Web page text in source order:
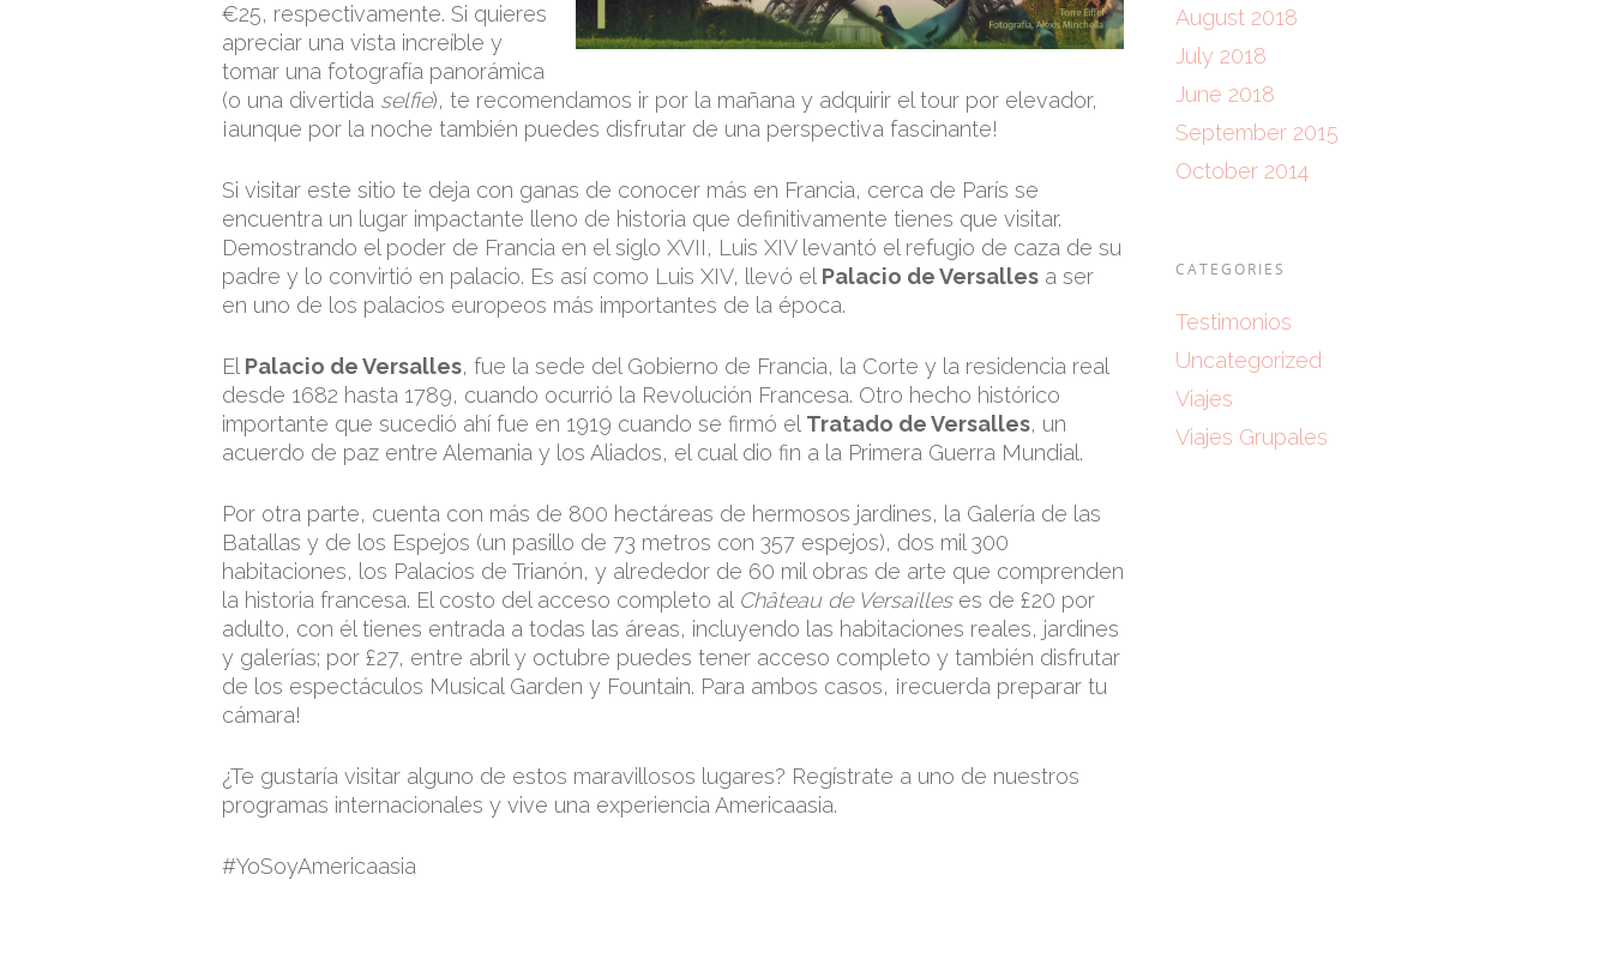
€25, respectivamente. Si quieres
apreciar una vista increíble y
tomar una fotografía panorámica
(o una divertida selfie), te recomendamos ir por la mañana y adquirir el tour por elevador,
¡aunque por la noche también puedes disfrutar de una perspectiva fascinante!
Si visitar este sitio te deja con ganas de conocer más en Francia, cerca de París se
encuentra un lugar impactante lleno de historia que definitivamente tienes que visitar.
Demostrando el poder de Francia en el siglo XVII, Luis XIV levantó el refugio de caza de su
padre y lo convirtió en palacio. Es así como Luis XIV, llevó el Palacio de Versalles a ser
en uno de los palacios europeos más importantes de la época.
El Palacio de Versalles, fue la sede del Gobierno de Francia, la Corte y la residencia real
desde 1682 hasta 1789, cuando ocurrió la Revolución Francesa. Otro hecho histórico
importante que sucedió ahí fue en 1919 cuando se firmó el Tratado de Versalles, un
acuerdo de paz entre Alemania y los Aliados, el cual dio fin a la Primera Guerra Mundial.
Por otra parte, cuenta con más de 800 hectáreas de hermosos jardines, la Galería de las
Batallas y de los Espejos (un pasillo de 73 metros con 357 espejos), dos mil 300
habitaciones, los Palacios de Trianón, y alrededor de 60 mil obras de arte que comprenden
la historia francesa. El costo del acceso completo al Château de Versailles es de £20 por
adulto, con él tienes entrada a todas las áreas, incluyendo las habitaciones reales, jardines
y galerías; por £27, entre abril y octubre puedes tener acceso completo y también disfrutar
de los espectáculos Musical Garden y Fountain. Para ambos casos, ¡recuerda preparar tu
cámara!
¿Te gustaría visitar alguno de estos maravillosos lugares? Regístrate a uno de nuestros
programas internacionales y vive una experiencia Americaasia.
#YoSoyAmericaasia
August 2018
July 2018
June 2018
September 2015
October 2014
CATEGORIES
Testimonios
Uncategorized
Viajes
Viajes Grupales